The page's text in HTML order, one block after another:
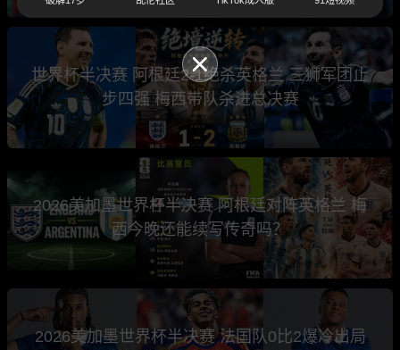
世界杯半决赛 阿根廷2-1绝杀英格兰 三狮军团止
步四强 梅西带队杀进总决赛
2026美加墨世界杯半决赛 阿根廷对阵英格兰 梅
西今晚还能续写传奇吗？
2026美加墨世界杯半决赛 法国队0比2爆冷出局